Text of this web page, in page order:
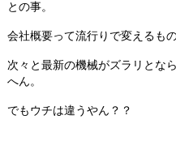
との事。
会社概要って流行りで変えるも
次々と最新の機械がズラリとな
へん。
でもウチは違うやん？？